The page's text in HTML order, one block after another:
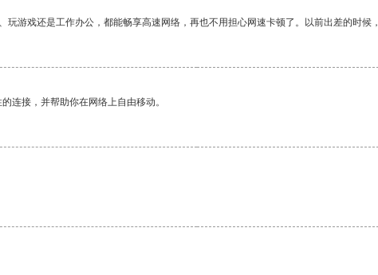
游戏还是工作办公，都能畅享高速网络，再也不用担心网速卡顿了。以前出差的时
连接，并帮助你在网络上自由移动。